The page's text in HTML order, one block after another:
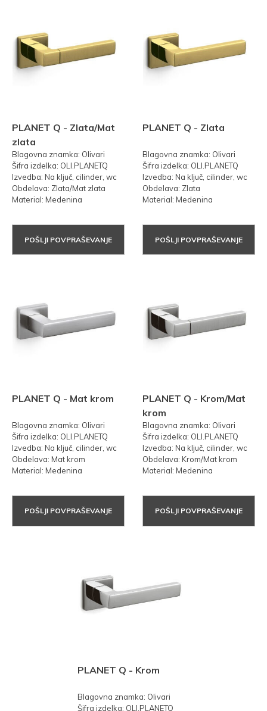
PLANET Q - Zlata/Mat
zlata
Blagovna znamka: Olivari
Šifra izdelka: OLI.PLANETQ
Izvedba: Na ključ, cilinder, wc
Obdelava: Zlata/Mat zlata
Material: Medenina
POŠLJI POVPRAŠEVANJE
PLANET Q - Zlata
Blagovna znamka: Olivari
Šifra izdelka: OLI.PLANETQ
Izvedba: Na ključ, cilinder, wc
Obdelava: Zlata
Material: Medenina
POŠLJI POVPRAŠEVANJE
PLANET Q - Mat krom
Blagovna znamka: Olivari
Šifra izdelka: OLI.PLANETQ
Izvedba: Na ključ, cilinder, wc
Obdelava: Mat krom
Material: Medenina
POŠLJI POVPRAŠEVANJE
PLANET Q - Krom/Mat
krom
Blagovna znamka: Olivari
Šifra izdelka: OLI.PLANETQ
Izvedba: Na ključ, cilinder, wc
Obdelava: Krom/Mat krom
Material: Medenina
POŠLJI POVPRAŠEVANJE
PLANET Q - Krom
Blagovna znamka: Olivari
Šifra izdelka: OLI.PLANETQ